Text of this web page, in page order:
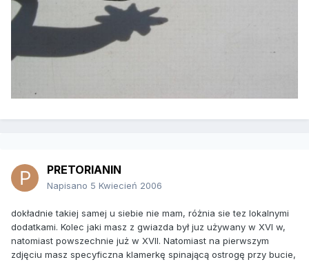
PRETORIANIN
Napisano 5 Kwiecień 2006
dokładnie takiej samej u siebie nie mam, różnia sie tez lokalnymi
dodatkami. Kolec jaki masz z gwiazda był juz używany w XVI w,
natomiast powszechnie już w XVII. Natomiast na pierwszym
zdjęciu masz specyficzna klamerkę spinającą ostrogę przy bucie,